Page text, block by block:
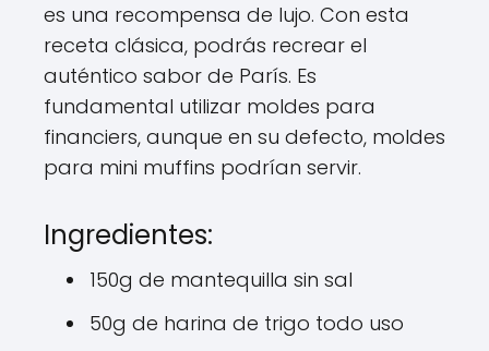
es una recompensa de lujo. Con esta
receta clásica, podrás recrear el
auténtico sabor de París. Es
fundamental utilizar moldes para
financiers, aunque en su defecto, moldes
para mini muffins podrían servir.
Ingredientes:
150g de mantequilla sin sal
50g de harina de trigo todo uso